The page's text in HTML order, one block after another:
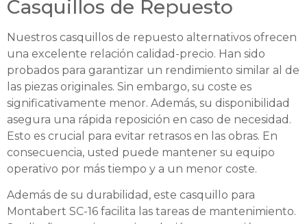
Casquillos de Repuesto
Nuestros casquillos de repuesto alternativos ofrecen
una excelente relación calidad-precio. Han sido
probados para garantizar un rendimiento similar al de
las piezas originales. Sin embargo, su coste es
significativamente menor. Además, su disponibilidad
asegura una rápida reposición en caso de necesidad.
Esto es crucial para evitar retrasos en las obras. En
consecuencia, usted puede mantener su equipo
operativo por más tiempo y a un menor coste.
Además de su durabilidad, este casquillo para
Montabert SC-16 facilita las tareas de mantenimiento.